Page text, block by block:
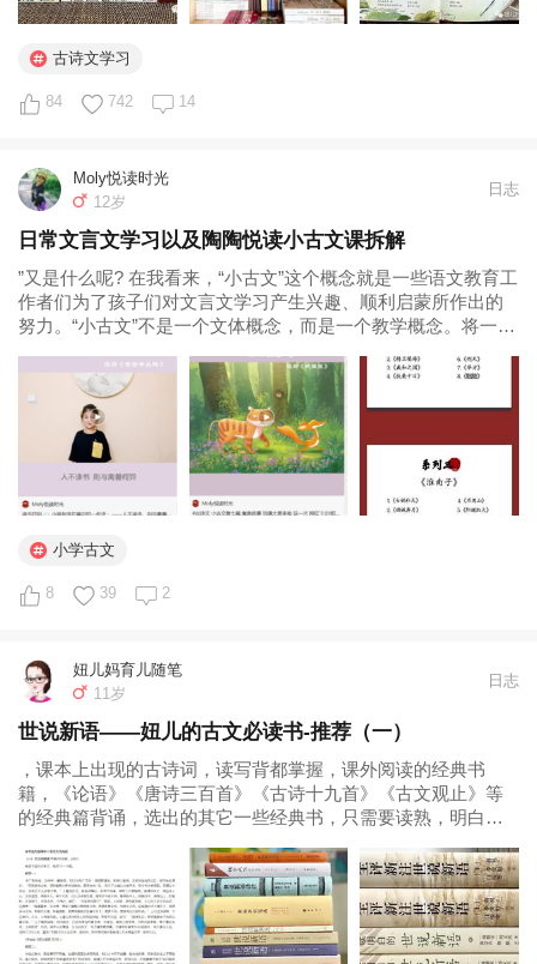
古诗文学习
84 742 14
Moly悦读时光
12岁
日志
日常文言文学习以及陶陶悦读小古文课拆解
”又是什么呢? 在我看来，“小古文”这个概念就是一些语文教育工
作者们为了孩子们对文言文学习产生兴趣、顺利启蒙所作出的
努力。“小古文”不是一个文体概念，而是一个教学概念。将一些
的概念”小古文”——“小”，不仅指篇幅短小，更指站在小朋友学
习入门的角度...
小学古文
8 39 2
妞儿妈育儿随笔
11岁
日志
世说新语——妞儿的古文必读书-推荐（一）
，课本上出现的古诗词，读写背都掌握，课外阅读的经典书
籍，《论语》《唐诗三百首》《古诗十九首》《古文观止》等
的经典篇背诵，选出的其它一些经典书，只需要读熟，明白意
划让妞儿把这些书读了，当然了，也不仅仅读这些古文书，有
几本精读，选一些背诵。 —01...